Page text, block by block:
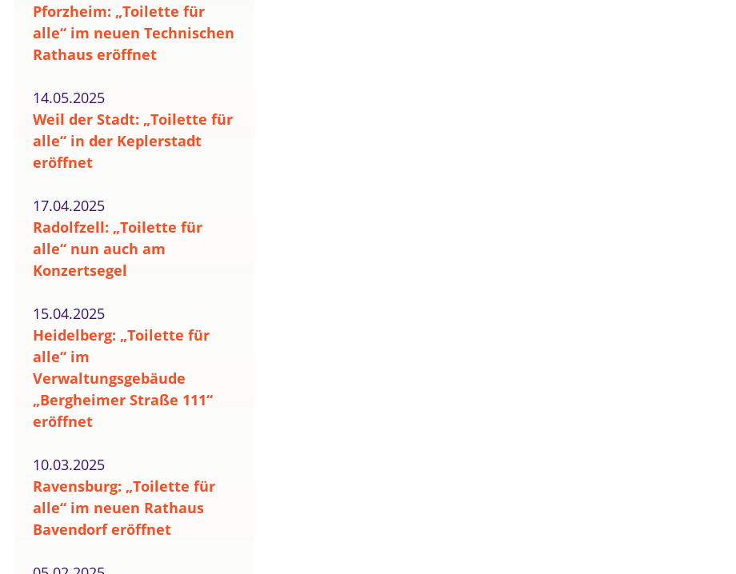
Pforzheim: „Toilette für
alle“ im neuen Technischen
Rathaus eröffnet
14.05.2025
Weil der Stadt: „Toilette für
alle“ in der Keplerstadt
eröffnet
17.04.2025
Radolfzell: „Toilette für
alle“ nun auch am
Konzertsegel
15.04.2025
Heidelberg: „Toilette für
alle“ im
Verwaltungsgebäude
„Bergheimer Straße 111“
eröffnet
10.03.2025
Ravensburg: „Toilette für
alle“ im neuen Rathaus
Bavendorf eröffnet